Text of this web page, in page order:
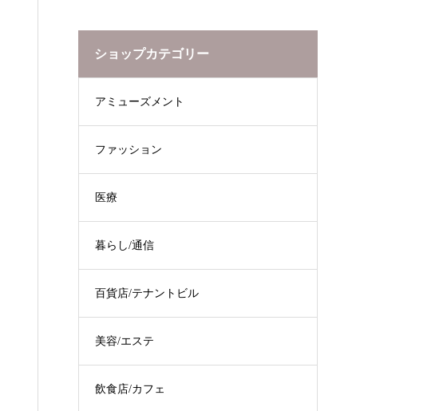
ショップカテゴリー
アミューズメント
ファッション
医療
暮らし/通信
百貨店/テナントビル
美容/エステ
飲食店/カフェ